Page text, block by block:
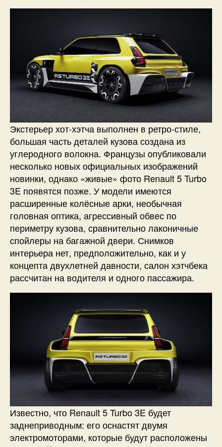
Экстерьер хот-хэтча выполнен в ретро-стиле,
большая часть деталей кузова создана из
углеродного волокна. Французы опубликовали
несколько новых официальных изображений
новинки, однако «живые» фото Renault 5 Turbo
3E появятся позже. У модели имеются
расширенные колёсные арки, необычная
головная оптика, агрессивный обвес по
периметру кузова, сравнительно лаконичные
спойлеры на багажной двери. Снимков
интерьера нет, предположительно, как и у
концепта двухлетней давности, салон хэтчбека
рассчитан на водителя и одного пассажира.
Известно, что Renault 5 Turbo 3E будет
заднеприводным: его оснастят двумя
электромоторами, которые будут расположены